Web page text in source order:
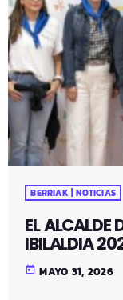
BERRIAK | NOTICIAS
EL ALCALDE
IBILALDIA
today MAYO 31, 2026